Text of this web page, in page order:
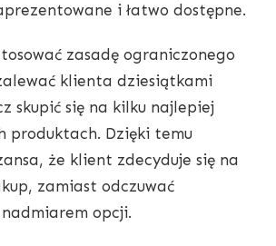
i łatwo dostępne.
zasadę ograniczonego
klienta dziesiątkami
skupić się na kilku najlepiej
produktach. Dzięki temu
że klient zdecyduje się na
zamiast odczuwać
opcji.